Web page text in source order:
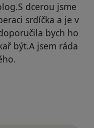
dcerou jsme
srdíčka a je v
bych ho
být.A jsem ráda